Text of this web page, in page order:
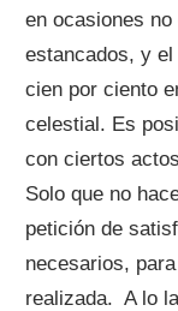
en ocasiones
estancados, y
cien por ciento
celestial. Es
con ciertos
Solo que no
petición de
necesarios,
realizada. A lo